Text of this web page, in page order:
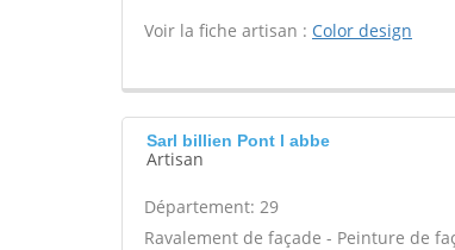
Voir la fiche artisan : Color design
Sarl billien Pont l abbe
Artisan
Département: 29
Ravalement de façade - Peinture de